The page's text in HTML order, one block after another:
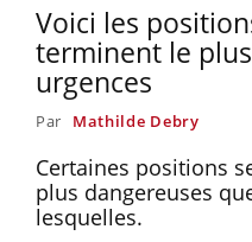
Voici les
terminent le
urgences
Par Mathilde Debry
Certaines positions
plus dangereuses
lesquelles.